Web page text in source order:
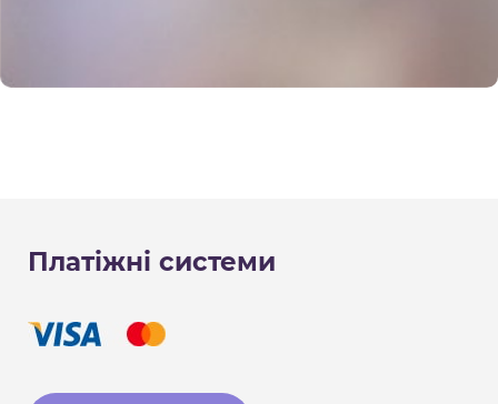
Платіжні системи